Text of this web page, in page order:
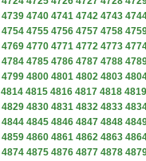
4739 4740 4741 4742 4743
4754 4755 4756 4757 4758
4769 4770 4771 4772 4773
4784 4785 4786 4787 4788
4799 4800 4801 4802 4803
4814 4815 4816 4817 4818 4819
4829 4830 4831 4832 4833
4844 4845 4846 4847 4848
4859 4860 4861 4862 4863
4874 4875 4876 4877 4878